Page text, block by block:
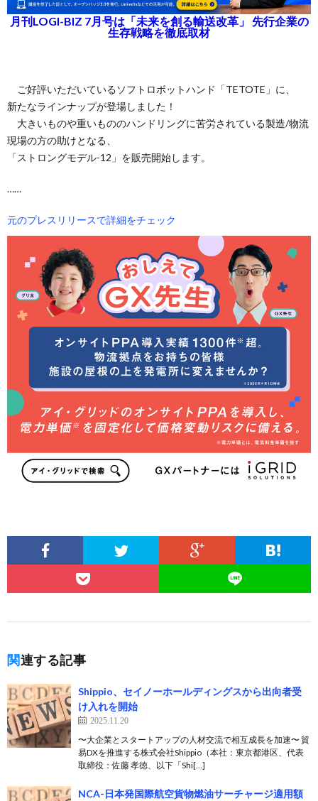
月刊LOGI-BIZ 7月号は「未来を創る輸送改革」 先行企業の
生存戦略を徹底取材
ご好評いただいているソフトロボットハンド「TETOTE」に、
新たなラインナップが登場しました！
大きいものや重いもののハンドリングに苦労されている製造/物流
現場の方の助けとなる、
「ストロングモデル-12」を販売開始します。
……
元のプレスリリースで詳細をチェック
関連する記事
Shippio、セイノーホールディングスから出向者受
け入れを開始
2025.11.20
〜大企業とスタートアップの人材交流で相互成長を加速〜 貿
易DXを推進する株式会社Shippio（本社：東京都港区、代表
取締役：佐藤 孝徳、以下「Shi[…]
NCA-日本発国際航空貨物燃油サーチャージ適用額